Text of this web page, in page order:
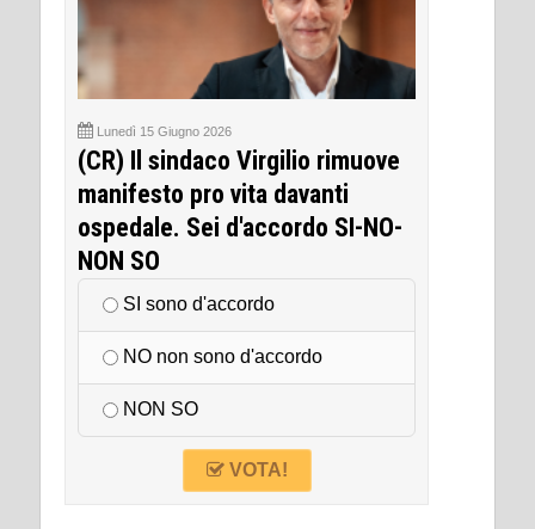
Lunedì 15 Giugno 2026
(CR) Il sindaco Virgilio rimuove
manifesto pro vita davanti
ospedale. Sei d'accordo SI-NO-
NON SO
SI sono d'accordo
NO non sono d'accordo
NON SO
VOTA!